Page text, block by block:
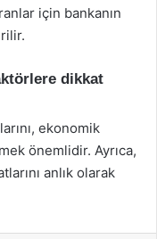
için bankanın
dikkat
ekonomik
önemlidir. Ayrıca,
anlık olarak